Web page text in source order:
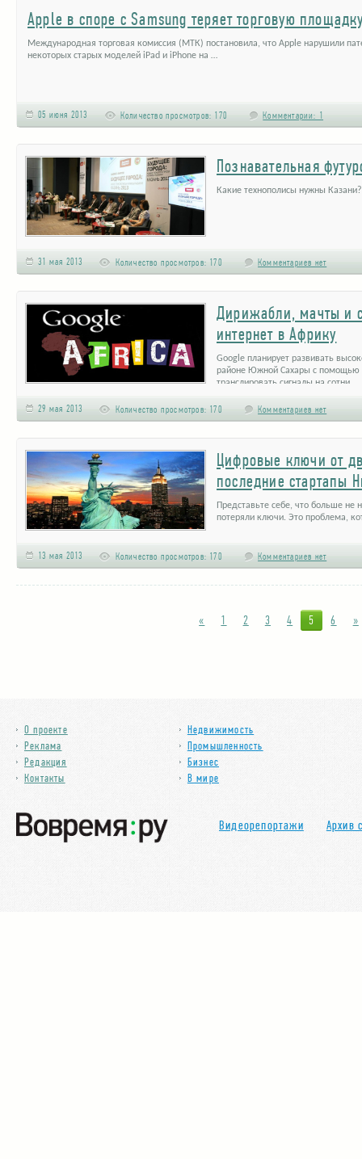
Apple в споре с Samsung теряет торговую
Международная торговая комиссия (МТК) постановила, что Apple нарушили
некоторых старых моделей iPad и iPhone на …
05 июня 2013 Количество просмотров: 170 Комментарии: 1
Познавательная
Какие технополисы нужны
31 мая 2013 Количество просмотров: 170 Комментариев нет
Дирижабли, мачты и
интернет в Африку
Google планирует развивать
районе Южной Сахары с помощью
транслировать сигналы на сотни …
29 мая 2013 Количество просмотров: 170 Комментариев нет
Цифровые ключи от
последние стартапы
Представьте себе, что больше не
потеряли ключи. Это проблема,
13 мая 2013 Количество просмотров: 170 Комментариев нет
« 1 2 3 4 5 6 »
О проекте
Реклама
Редакция
Контакты
Недвижимость
Промышленность
Бизнес
В мире
Видеорепортажи Архив